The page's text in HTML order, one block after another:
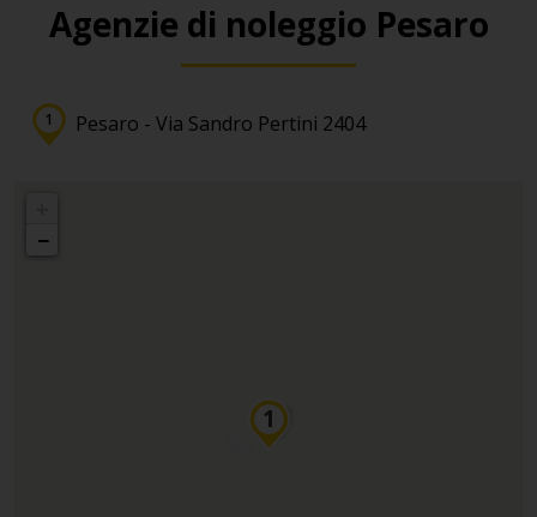
Agenzie di noleggio Pesaro
Pesaro - Via Sandro Pertini 2404
−